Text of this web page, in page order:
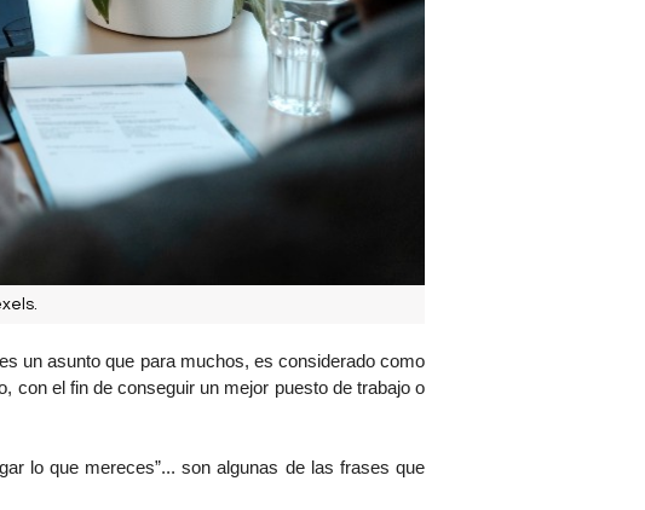
con el fin de conseguir un mejor puesto de trabajo o
lo que mereces”... son algunas de las frases que